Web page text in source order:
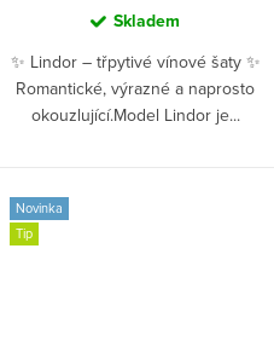
Skladem
✨ Lindor – třpytivé vínové šaty ✨
Romantické, výrazné a naprosto
okouzlující.Model Lindor je...
Novinka
Tip